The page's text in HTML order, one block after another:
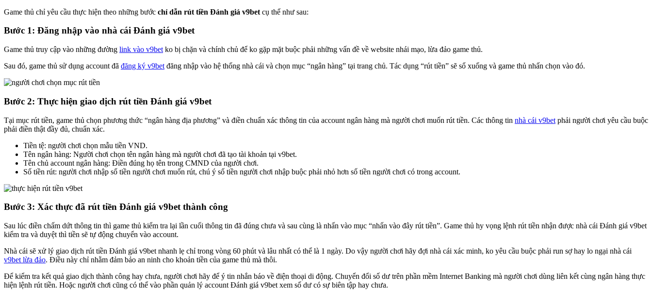
Game thủ chỉ yêu cầu thực hiện theo những bước chỉ dẫn rút tiền Đánh giá v9bet cụ thể như sau:
Bước 1: Đăng nhập vào nhà cái Đánh giá v9bet
Game thủ truy cập vào những đường link vào v9bet ko bị chặn và chính chủ để ko gặp mặt buộc phải những vấn đề về website nhái mạo, lừa đảo game thủ.
Sau đó, game thủ sử dụng account đã đăng ký v9bet đăng nhập vào hệ thống nhà cái và chọn mục “ngân hàng” tại trang chủ. Tác dụng “rút tiền” sẽ sổ xuống và game thủ nhấn chọn vào đó.
Bước 2: Thực hiện giao dịch rút tiền Đánh giá v9bet
Tại mục rút tiền, game thủ chọn phương thức “ngân hàng địa phương” và điền chuẩn xác thông tin của account ngân hàng mà người chơi muốn rút tiền. Các thông tin nhà cái v9bet phải người chơi yêu cầu buộc
phải điền thật đầy đủ, chuẩn xác.
Tiền tệ: người chơi chọn mẫu tiền VND.
Tên ngân hàng: Người chơi chọn tên ngân hàng mà người chơi đã tạo tài khoản tại v9bet.
Tên chủ account ngân hàng: Điền đúng họ tên trong CMND của người chơi.
Số tiền rút: người chơi nhập số tiền người chơi muốn rút, chú ý số tiền người chơi nhập buộc phải nhỏ hơn số tiền người chơi có trong account.
Bước 3: Xác thực đã rút tiền Đánh giá v9bet thành công
Sau lúc điền chấm dứt thông tin thì game thủ kiểm tra lại lần cuối thông tin đã đúng chưa và sau cùng là nhấn vào mục “nhấn vào đây rút tiền”. Game thủ hy vọng lệnh rút tiền nhận được nhà cái Đánh giá v9bet
kiểm tra và duyệt thì tiền sẽ tự động chuyển vào account.
Nhà cái sẽ xử lý giao dịch rút tiền Đánh giá v9bet nhanh lẹ chỉ trong vòng 60 phút và lâu nhất có thể là 1 ngày. Do vậy người chơi hãy đợi nhà cái xác minh, ko yêu cầu buộc phải run sợ hay lo ngại nhà cái
v9bet lừa đảo. Điều này chỉ nhằm đảm bảo an ninh cho khoản tiền của game thủ mà thôi.
Để kiểm tra kết quả giao dịch thành công hay chưa, người chơi hãy để ý tin nhắn báo về điện thoại di động. Chuyển đổi số dư trên phần mềm Internet Banking mà người chơi dùng liên kết cùng ngân hàng thực
hiện lệnh rút tiền. Hoặc người chơi cũng có thể vào phần quản lý account Đánh giá v9bet xem số dư có sự biên tập hay chưa.